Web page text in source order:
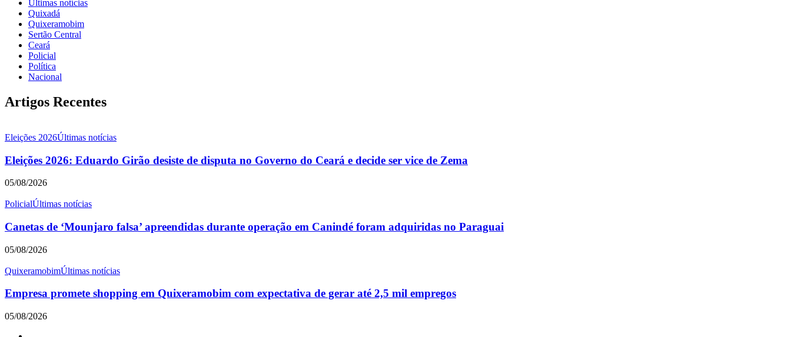
Últimas notícias
Quixadá
Quixeramobim
Sertão Central
Ceará
Policial
Política
Nacional
Artigos Recentes
Eleições 2026Últimas notícias
Eleições 2026: Eduardo Girão desiste de disputa no Governo do Ceará e decide ser vice de Zema
05/08/2026
PolicialÚltimas notícias
Canetas de ‘Mounjaro falsa’ apreendidas durante operação em Canindé foram adquiridas no Paraguai
05/08/2026
QuixeramobimÚltimas notícias
Empresa promete shopping em Quixeramobim com expectativa de gerar até 2,5 mil empregos
05/08/2026